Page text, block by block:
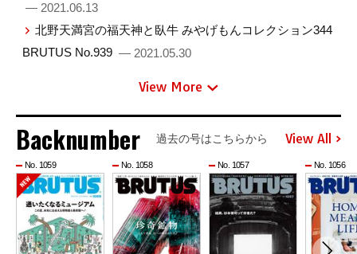
— 2021.06.13
北野天満宮の福天神と臥牛 みやげもんコレクション344
BRUTUS No.939 — 2021.05.30
View More
Backnumber 過去の号はこちらから View All
No. 1059 No. 1058 No. 1057 No. 1056